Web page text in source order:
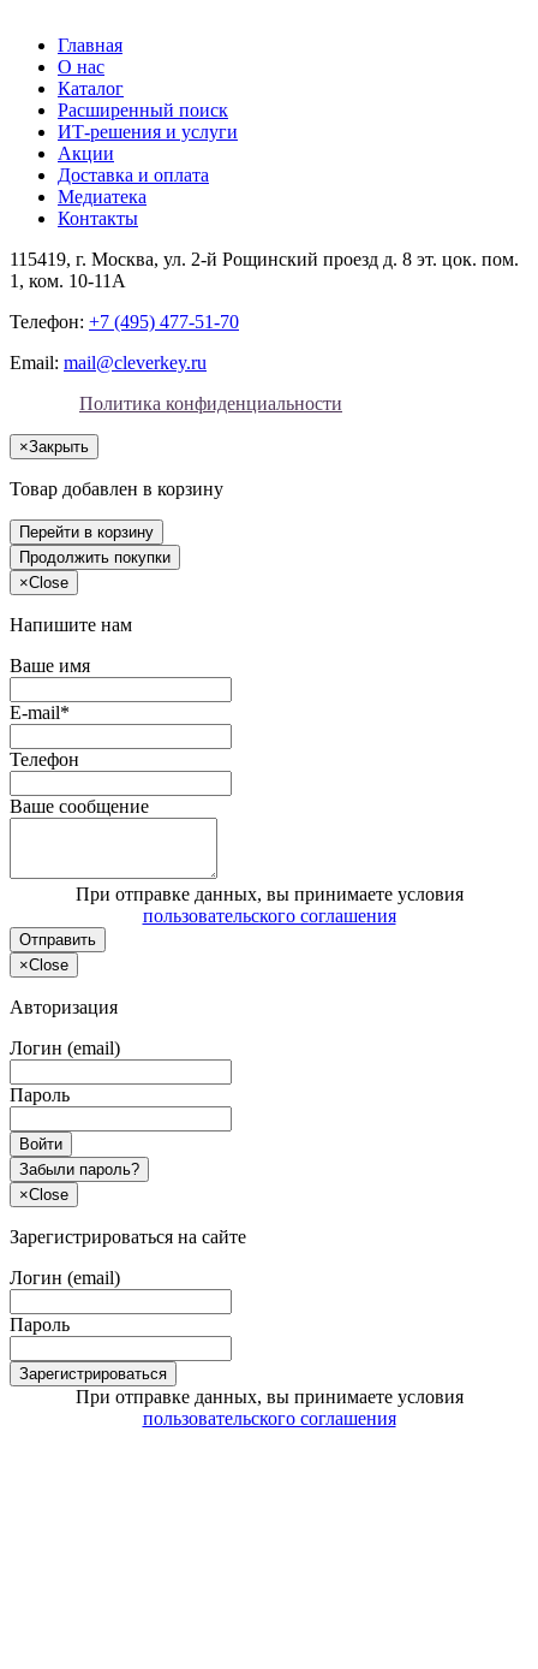
Главная
О нас
Каталог
Расширенный поиск
ИТ-решения и услуги
Акции
Доставка и оплата
Медиатека
Контакты
115419, г. Москва, ул. 2-й Рощинский проезд д. 8 эт. цок. пом.
1, ком. 10-11А
Телефон: +7 (495) 477-51-70
Email: mail@cleverkey.ru
Политика конфиденциальности
×Закрыть
Товар добавлен в корзину
Перейти в корзину
Продолжить покупки
×Close
Напишите нам
Ваше имя
E-mail*
Телефон
Ваше сообщение
При отправке данных, вы принимаете условия
пользовательского соглашения
Отправить
×Close
Авторизация
Логин (email)
Пароль
Войти
Забыли пароль?
×Close
Зарегистрироваться на сайте
Логин (email)
Пароль
Зарегистрироваться
При отправке данных, вы принимаете условия
пользовательского соглашения